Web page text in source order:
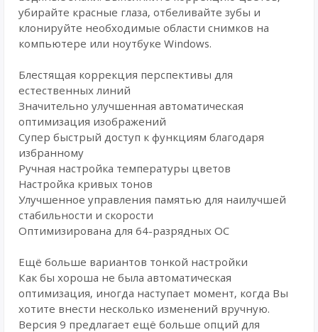
убирайте красные глаза, отбеливайте зубы и
клонируйте необходимые области снимков на
компьютере или ноутбуке Windows.
Блестящая коррекция перспективы для
естественных линий
Значительно улучшенная автоматическая
оптимизация изображений
Супер быстрый доступ к функциям благодаря
избранному
Ручная настройка температуры цветов
Настройка кривых тонов
Улучшенное управления памятью для наилучшей
стабильности и скорости
Оптимизирована для 64-разрядных ОС
Ещё больше вариантов тонкой настройки
Как бы хороша не была автоматическая
оптимизация, иногда наступает момент, когда Вы
хотите внести несколько изменений вручную.
Версия 9 предлагает ещё больше опций для